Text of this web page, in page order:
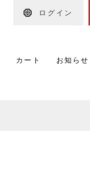
カート お知らせ
ログイン